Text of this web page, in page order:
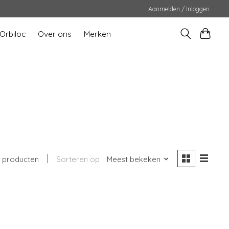
Aanmelden / Inloggen
Orbiloc Over ons Merken
producten Sorteren op Meest bekeken